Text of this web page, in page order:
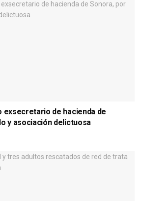
exsecretario de hacienda de
y asociación delictuosa